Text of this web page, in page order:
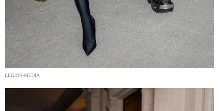
LEGION-MEDIA